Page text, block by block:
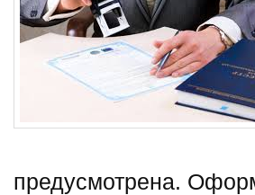
предусмотрена.